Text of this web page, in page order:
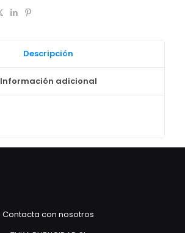
Descripción
Información adicional
Contacta con nosotros